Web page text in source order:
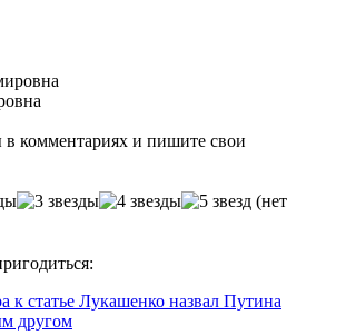
в комментариях и пишите свои
(нет